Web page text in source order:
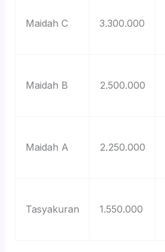
Maidah C 3.300.000
Maidah B 2.500.000
Maidah A 2.250.000
Tasyakuran 1.550.000